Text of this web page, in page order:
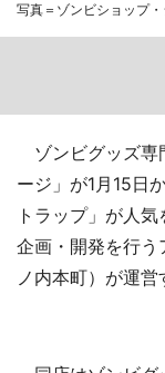
写真＝ゾンビショップ
ゾンビグッズ専
ージ」が1月15日
トラップ」が人
企画・開発を行
ノ内本町）が運営